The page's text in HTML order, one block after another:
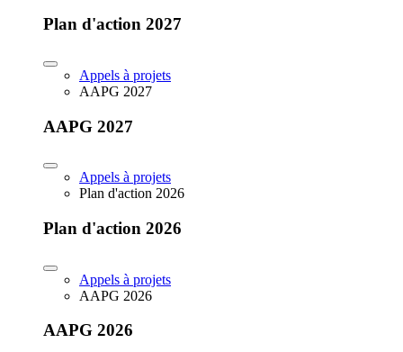
Plan d'action 2027
Appels à projets
AAPG 2027
AAPG 2027
Appels à projets
Plan d'action 2026
Plan d'action 2026
Appels à projets
AAPG 2026
AAPG 2026